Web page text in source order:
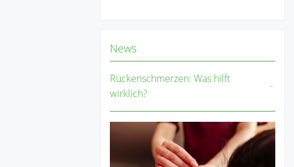
News
Rückenschmerzen: Was hilft
wirklich?